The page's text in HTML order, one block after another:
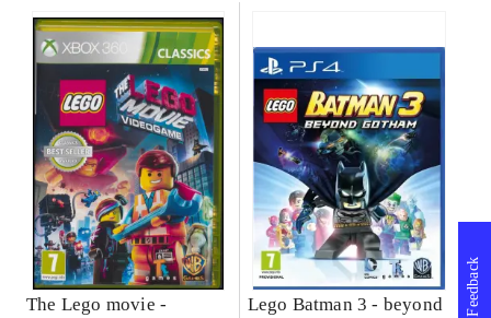
The Lego movie -
Lego Batman 3 - beyond
Feedback